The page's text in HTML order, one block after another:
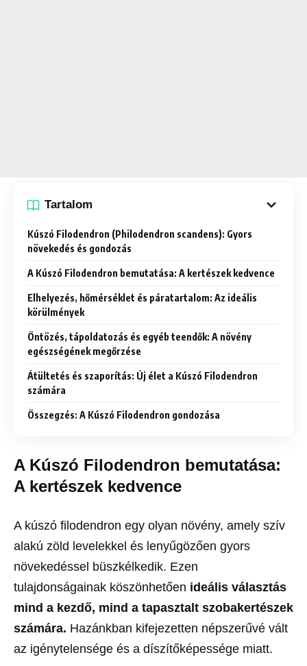
Tartalom
Kúszó Filodendron (Philodendron scandens): Gyors
növekedés és gondozás
A Kúszó Filodendron bemutatása: A kertészek kedvence
Elhelyezés, hőmérséklet és páratartalom: Az ideális
körülmények
Öntözés, tápoldatozás és egyéb teendők: A növény
egészségének megőrzése
Átültetés és szaporítás: Új élet a Kúszó Filodendron
számára
Összegzés: A Kúszó Filodendron gondozása
A Kúszó Filodendron bemutatása:
A kertészek kedvence
A kúszó filodendron egy olyan növény, amely szív
alakú zöld levelekkel és lenyűgözően gyors
növekedéssel büszkélkedik. Ezen
tulajdonságainak köszönhetően ideális választás
mind a kezdő, mind a tapasztalt szobakertészek
számára. Hazánkban kifejezetten népszerűvé vált
az igénytelensége és a díszítőképessége miatt.